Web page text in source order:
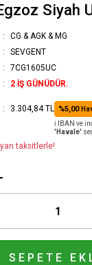
Siyah
CG & AGK & MG
SEVGENT
7CG1605UC
2 İŞ GÜNÜDÜR.
3.304,84 TL %5,00
ℹ️ IBAN ve
'Havale'
taksitlerle!
SEPETE